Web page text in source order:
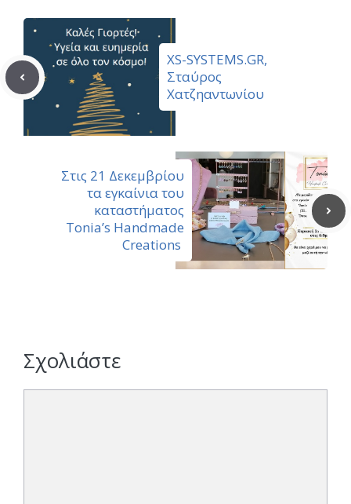
XS-SYSTEMS.GR,
Σταύρος
Χατζηαντωνίου
Στις 21 Δεκεμβρίου
τα εγκαίνια του
καταστήματος
Tonia’s Handmade
Creations
Σχολιάστε